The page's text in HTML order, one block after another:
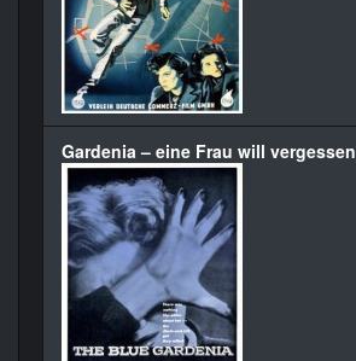
Gardenia – eine Frau will vergessen